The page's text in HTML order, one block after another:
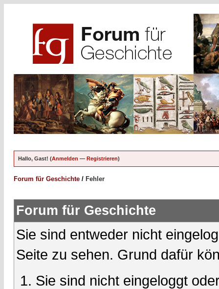
Hallo, Gast! (Anmelden — Registrieren)
Forum für Geschichte / Fehler
Forum für Geschichte
Sie sind entweder nicht
Seite zu sehen. Grund dafür
Sie sind nicht eingeloggt